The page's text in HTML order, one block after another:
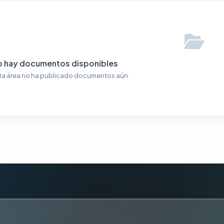
hay documentos disponibles
área no ha publicado documentos aún.